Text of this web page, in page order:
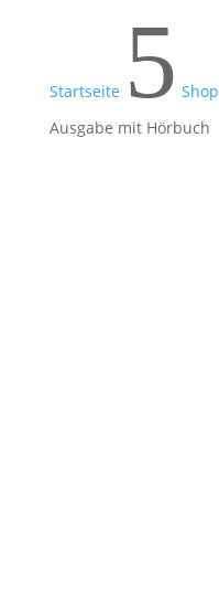
Startseite 5 Shop
Ausgabe mit Hörbuch